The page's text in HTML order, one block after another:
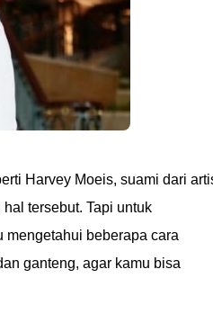
Harvey Moeis, suami dari
tersebut. Tapi untuk
mengetahui beberapa cara
ganteng, agar kamu bisa